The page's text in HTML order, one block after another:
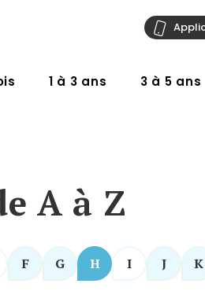
1 à 3 ans 3 à 5 ans
A à Z
F G H I J K